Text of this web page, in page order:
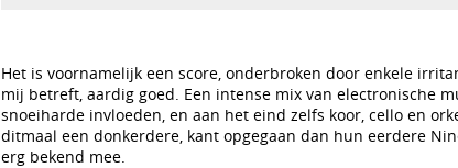
Het is voornamelijk een score, onderbroken door enkele
mij betreft, aardig goed. Een intense mix van electronische
snoeiharde invloeden, en aan het eind zelfs koor, cello en
ditmaal een donkerdere, kant opgegaan dan hun eerdere
erg bekend mee.